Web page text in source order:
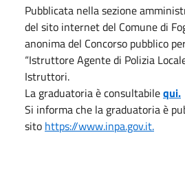
Pubblicata nella sezione
del sito internet del Comune di
anonima del Concorso pubblico
“Istruttore Agente di Polizia
Istruttori.
La graduatoria è consultabilequi.
Si informa che la graduatoria è
sito https://www.inpa.gov.it.